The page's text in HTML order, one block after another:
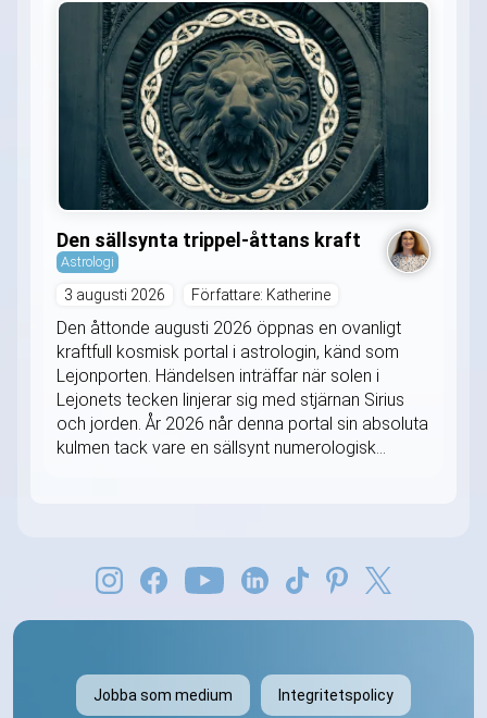
Den sällsynta trippel-åttans kraft
Astrologi
3 augusti 2026 Författare: Katherine
Den åttonde augusti 2026 öppnas en ovanligt
kraftfull kosmisk portal i astrologin, känd som
Lejonporten. Händelsen inträffar när solen i
Lejonets tecken linjerar sig med stjärnan Sirius
och jorden. År 2026 når denna portal sin absoluta
kulmen tack vare en sällsynt numerologisk...
Jobba som medium Integritetspolicy